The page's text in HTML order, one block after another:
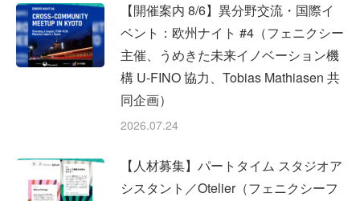
【開催案内 8/6】異分野交流・国際イ
ベント：欧州ナイト #4（フェニクシー
主催、うめきた未来イノベーション機
構 U-FINO 協力、Tobias Mathiasen 共
同企画）
2026.07.24
【人材募集】パートタイム スタジオア
シスタント／Otelier（フェニクシーフ